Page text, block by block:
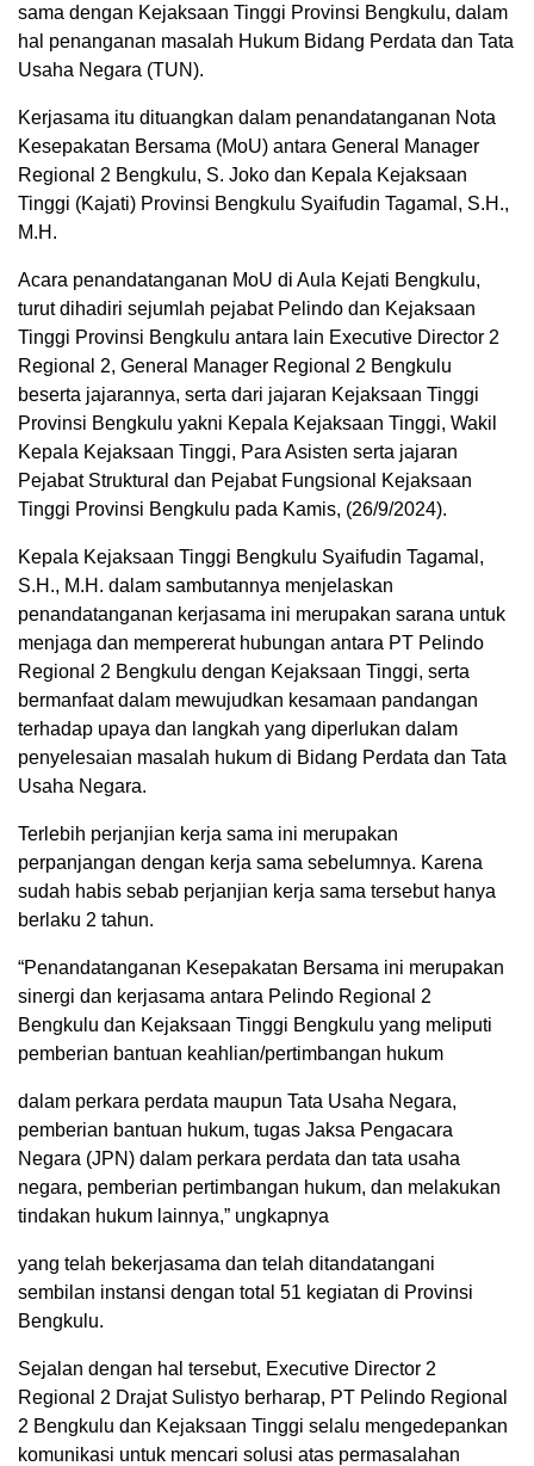
sama dengan Kejaksaan Tinggi Provinsi Bengkulu, dalam
hal penanganan masalah Hukum Bidang Perdata dan Tata
Usaha Negara (TUN).
Kerjasama itu dituangkan dalam penandatanganan Nota
Kesepakatan Bersama (MoU) antara General Manager
Regional 2 Bengkulu, S. Joko dan Kepala Kejaksaan
Tinggi (Kajati) Provinsi Bengkulu Syaifudin Tagamal, S.H.,
M.H.
Acara penandatanganan MoU di Aula Kejati Bengkulu,
turut dihadiri sejumlah pejabat Pelindo dan Kejaksaan
Tinggi Provinsi Bengkulu antara lain Executive Director 2
Regional 2, General Manager Regional 2 Bengkulu
beserta jajarannya, serta dari jajaran Kejaksaan Tinggi
Provinsi Bengkulu yakni Kepala Kejaksaan Tinggi, Wakil
Kepala Kejaksaan Tinggi, Para Asisten serta jajaran
Pejabat Struktural dan Pejabat Fungsional Kejaksaan
Tinggi Provinsi Bengkulu pada Kamis, (26/9/2024).
Kepala Kejaksaan Tinggi Bengkulu Syaifudin Tagamal,
S.H., M.H. dalam sambutannya menjelaskan
penandatanganan kerjasama ini merupakan sarana untuk
menjaga dan mempererat hubungan antara PT Pelindo
Regional 2 Bengkulu dengan Kejaksaan Tinggi, serta
bermanfaat dalam mewujudkan kesamaan pandangan
terhadap upaya dan langkah yang diperlukan dalam
penyelesaian masalah hukum di Bidang Perdata dan Tata
Usaha Negara.
Terlebih perjanjian kerja sama ini merupakan
perpanjangan dengan kerja sama sebelumnya. Karena
sudah habis sebab perjanjian kerja sama tersebut hanya
berlaku 2 tahun.
“Penandatanganan Kesepakatan Bersama ini merupakan
sinergi dan kerjasama antara Pelindo Regional 2
Bengkulu dan Kejaksaan Tinggi Bengkulu yang meliputi
pemberian bantuan keahlian/pertimbangan hukum
dalam perkara perdata maupun Tata Usaha Negara,
pemberian bantuan hukum, tugas Jaksa Pengacara
Negara (JPN) dalam perkara perdata dan tata usaha
negara, pemberian pertimbangan hukum, dan melakukan
tindakan hukum lainnya,” ungkapnya
yang telah bekerjasama dan telah ditandatangani
sembilan instansi dengan total 51 kegiatan di Provinsi
Bengkulu.
Sejalan dengan hal tersebut, Executive Director 2
Regional 2 Drajat Sulistyo berharap, PT Pelindo Regional
2 Bengkulu dan Kejaksaan Tinggi selalu mengedepankan
komunikasi untuk mencari solusi atas permasalahan